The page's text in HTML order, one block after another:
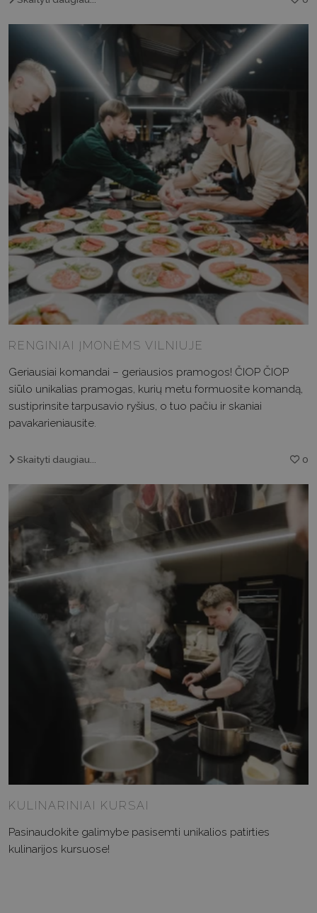
RENGINIAI ĮMONĖMS VILNIUJE
Geriausiai komandai – geriausios pramogos! ČIOP ČIOP
siūlo unikalias pramogas, kurių metu formuosite komandą,
sustiprinsite tarpusavio ryšius, o tuo pačiu ir skaniai
pavakarieniausite.
Skaityti daugiau... 0
KULINARINIAI KURSAI
Pasinaudokite galimybe pasisemti unikalios patirties
kulinarijos kursuose!